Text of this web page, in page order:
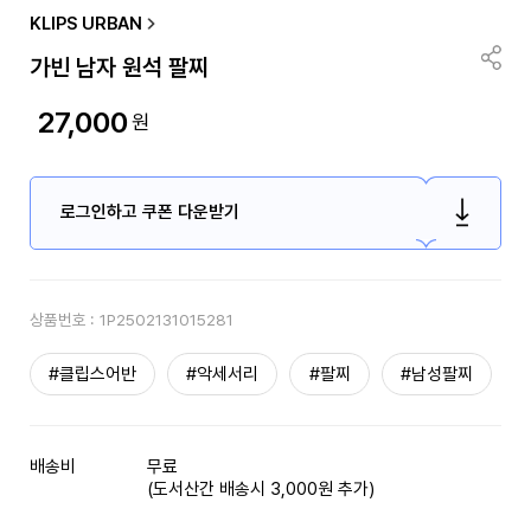
KLIPS URBAN
가빈 남자 원석 팔찌
27,000원
로그인하고 쿠폰 다운받기
상품번호 : 1P2502131015281
#클립스어반 #악세서리 #팔찌 #남성팔찌
배송비
무료
(도서산간 배송시 3,000원 추가)